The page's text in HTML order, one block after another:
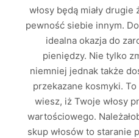
włosy będą miały
pewność siebie innym.
idealna okazja do
pieniędzy. Nie tylko
niemniej jednak także
przekazane kosmyki.
wiesz, iż Twoje włosy
wartościowego.
skup włosów to staranie